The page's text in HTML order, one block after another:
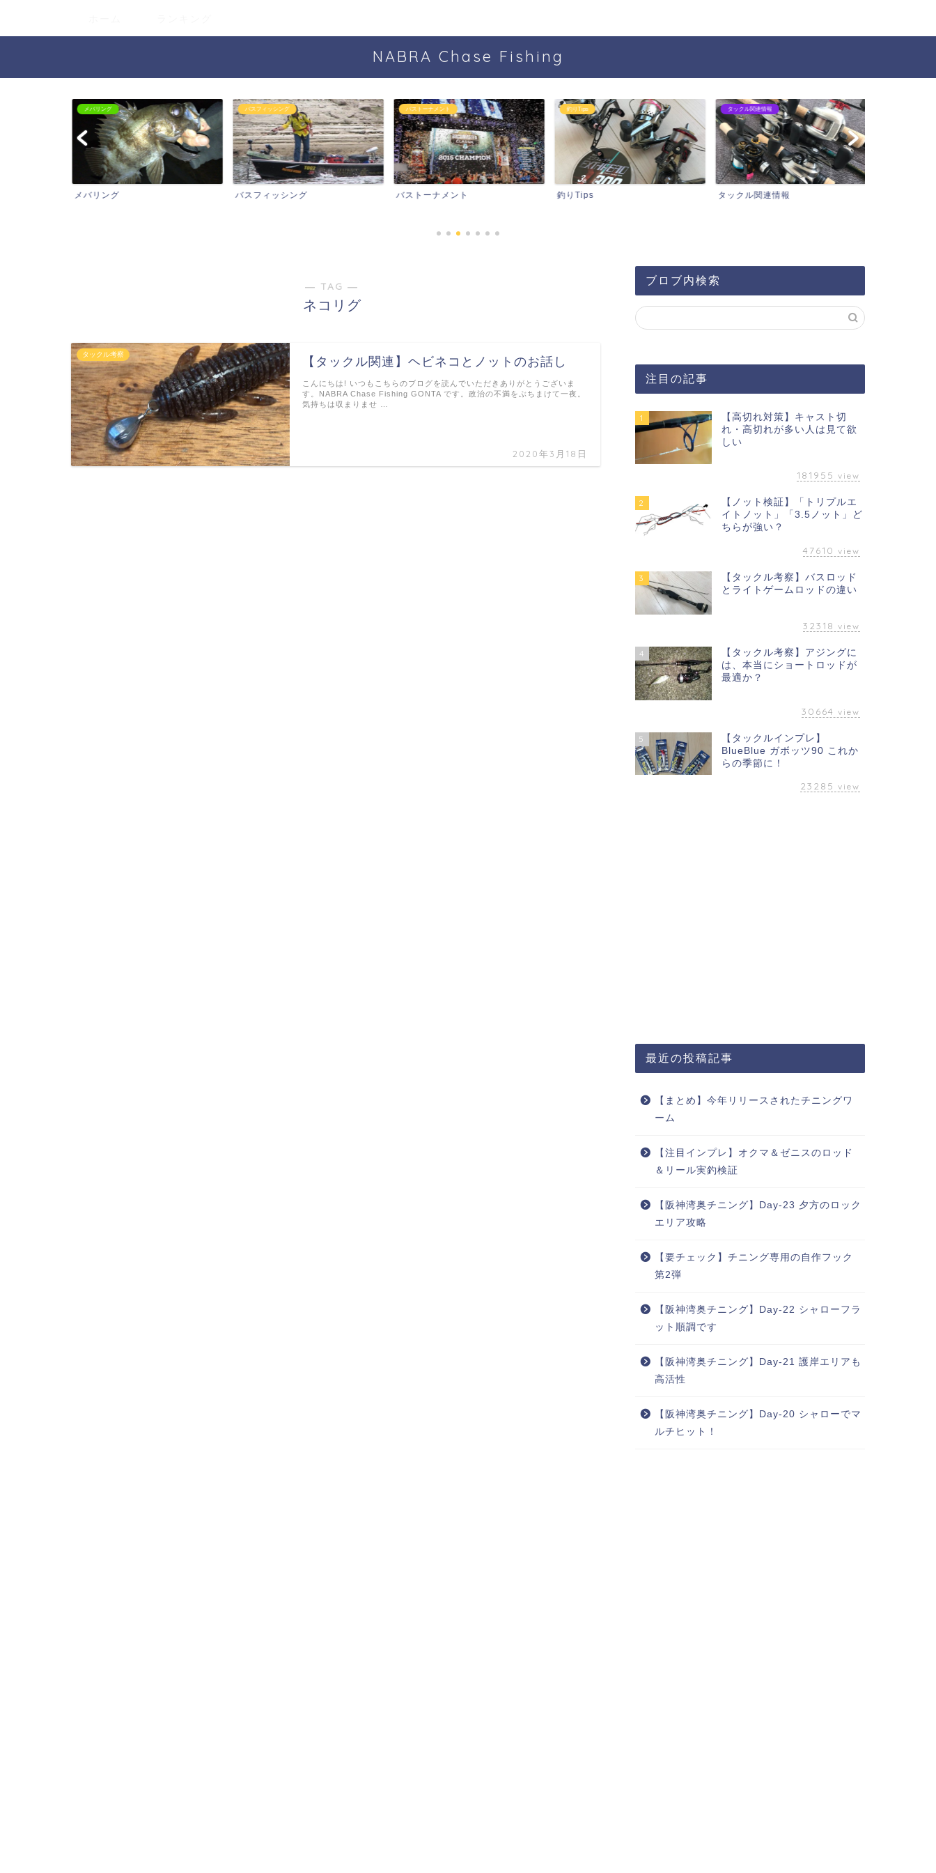
NABRA Chase Fishing
メバリング
メバリング
バスフィッシング
バスフィッシング
バストーナメント
バストーナメント
釣りTips
釣りTips
タックル関連情報
タックル関連情報
― TAG ―
ネコリグ
タックル考察
【タックル関連】ヘビネコとノットのお話し
2020年3月18日
こんにちは! いつもこちらのブログを読んでいただきありがとうございま
す。NABRA Chase Fishing GONTA です。政治の不満をぶちまけて一夜。
気持ちは収まりませ …
ブロブ内検索
注目の記事
1
【高切れ対策】キャスト切
れ・高切れが多い人は見て欲
しい
181955 view
2
【ノット検証】「トリプルエ
イトノット」「3.5ノット」ど
ちらが強い？
47610 view
3
【タックル考察】バスロッド
とライトゲームロッドの違い
32318 view
4
【タックル考察】アジングに
は、本当にショートロッドが
最適か？
30664 view
5
【タックルインプレ】
BlueBlue ガボッツ90 これか
らの季節に！
23285 view
最近の投稿記事
【まとめ】今年リリースされたチニングワ
ーム
【注目インプレ】オクマ＆ゼニスのロッド
＆リール実釣検証
【阪神湾奥チニング】Day-23 夕方のロック
エリア攻略
【要チェック】チニング専用の自作フック
第2弾
【阪神湾奥チニング】Day-22 シャローフラ
ット順調です
【阪神湾奥チニング】Day-21 護岸エリアも
高活性
【阪神湾奥チニング】Day-20 シャローでマ
ルチヒット！